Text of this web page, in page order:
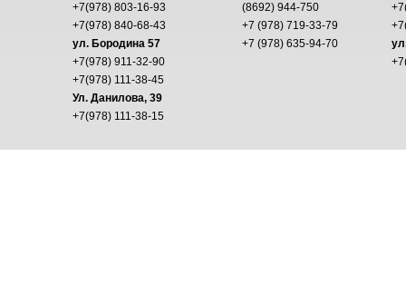
+7(978) 803-16-93
+7(978) 840-68-43
ул. Бородина 57
+7(978) 911-32-90
+7(978) 111-38-45
Ул. Данилова, 39
+7(978) 111-38-15
(8692) 944-750
+7 (978) 719-33-79
+7 (978) 635-94-70